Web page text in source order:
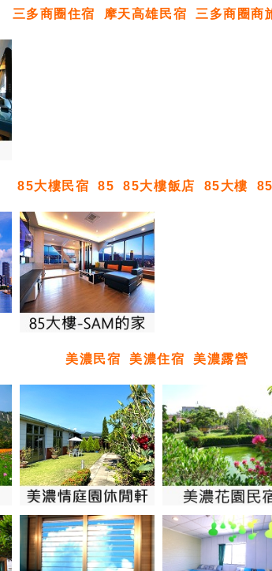
三多商圈住宿 摩天高雄民宿 三多商圈商
85大樓民宿 85 85大樓飯店 85大樓
美濃民宿 美濃住宿 美濃露營